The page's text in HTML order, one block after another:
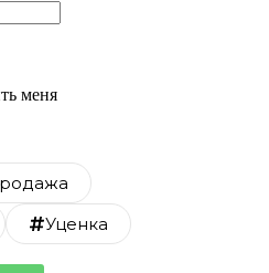
меня
Уценка